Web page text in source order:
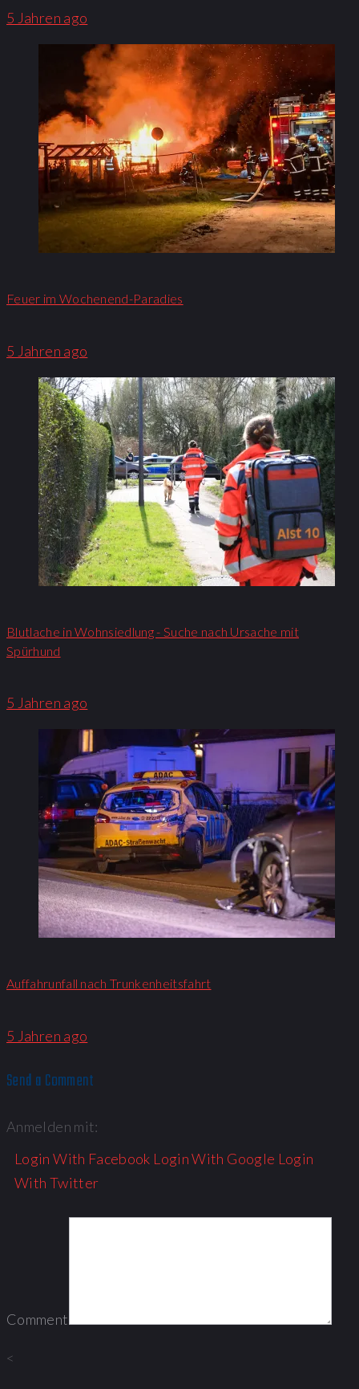
5 Jahren ago
Feuer im Wochenend-Paradies
5 Jahren ago
Blutlache in Wohnsiedlung - Suche nach Ursache mit
Spürhund
5 Jahren ago
Auffahrunfall nach Trunkenheitsfahrt
5 Jahren ago
Send a Comment
Anmelden mit:
Login With Facebook Login With Google Login
With Twitter
Comment
<